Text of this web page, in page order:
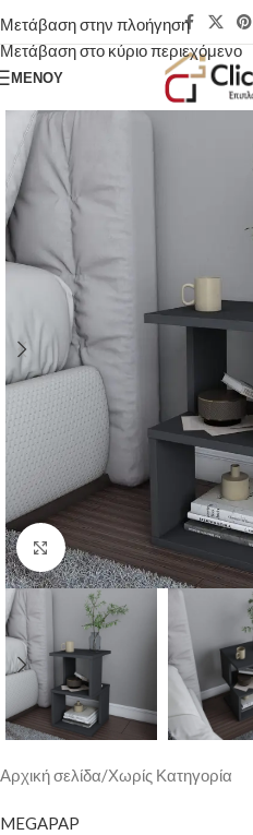
Μετάβαση στην πλοήγηση
Μετάβαση στο κύριο περιεχόμενο
ΜΕΝΟΎ
Κάντε κλικ για μεγέθυνση
Αρχική σελίδα/Χωρίς Κατηγορία
MEGAPAP